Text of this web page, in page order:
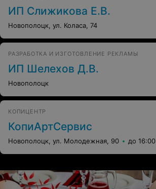
ИП Слижикова Е.В.
Новополоцк, ул. Коласа, 74
РАЗРАБОТКА И ИЗГОТОВЛЕНИЕ РЕКЛАМЫ
ИП Шелехов Д.В.
Новополоцк
КОПИЦЕНТР
КопиАртСервис
Новополоцк, ул. Молодежная, 90 до 16:00